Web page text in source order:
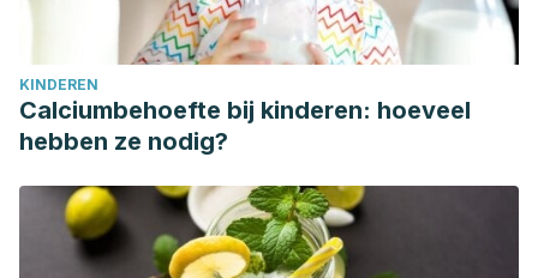
KINDEREN
Calciumbehoefte bij kinderen: hoeveel
hebben ze nodig?